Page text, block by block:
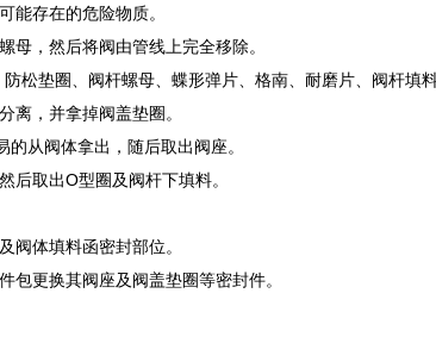
能存在的危险物质。
母，然后将阀由管线上完全移除。
松垫圈、阀杆螺母、蝶形弹片、格南、耐磨片、阀杆填料
离，并拿掉阀盖垫圈。
从阀体拿出，随后取出阀座。
后取出O型圈及阀杆下填料。
阀体填料函密封部位。
包更换其阀座及阀盖垫圈等密封件。